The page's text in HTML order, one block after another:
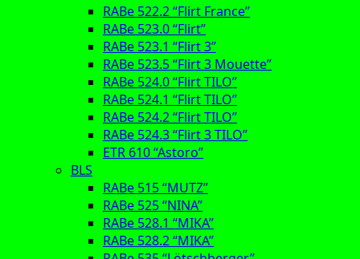
RABe 522.2 “Flirt France”
RABe 523.0 “Flirt”
RABe 523.1 “Flirt 3”
RABe 523.5 “Flirt 3 Mouette”
RABe 524.0 “Flirt TILO”
RABe 524.1 “Flirt TILO”
RABe 524.2 “Flirt TILO”
RABe 524.3 “Flirt 3 TILO”
ETR 610 “Astoro”
BLS
RABe 515 “MUTZ”
RABe 525 “NINA”
RABe 528.1 “MIKA”
RABe 528.2 “MIKA”